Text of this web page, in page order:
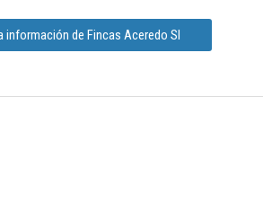
información de Fincas Aceredo Sl